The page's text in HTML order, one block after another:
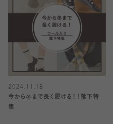
2024.11.18
今から冬まで長く履ける！！靴下特
集